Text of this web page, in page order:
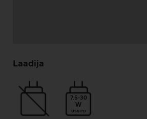
laadimine
Laadija
7.5-30
W
USB PD